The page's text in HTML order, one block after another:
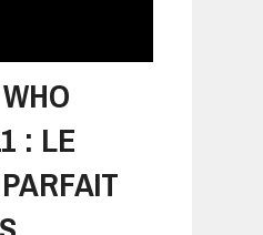
: LE